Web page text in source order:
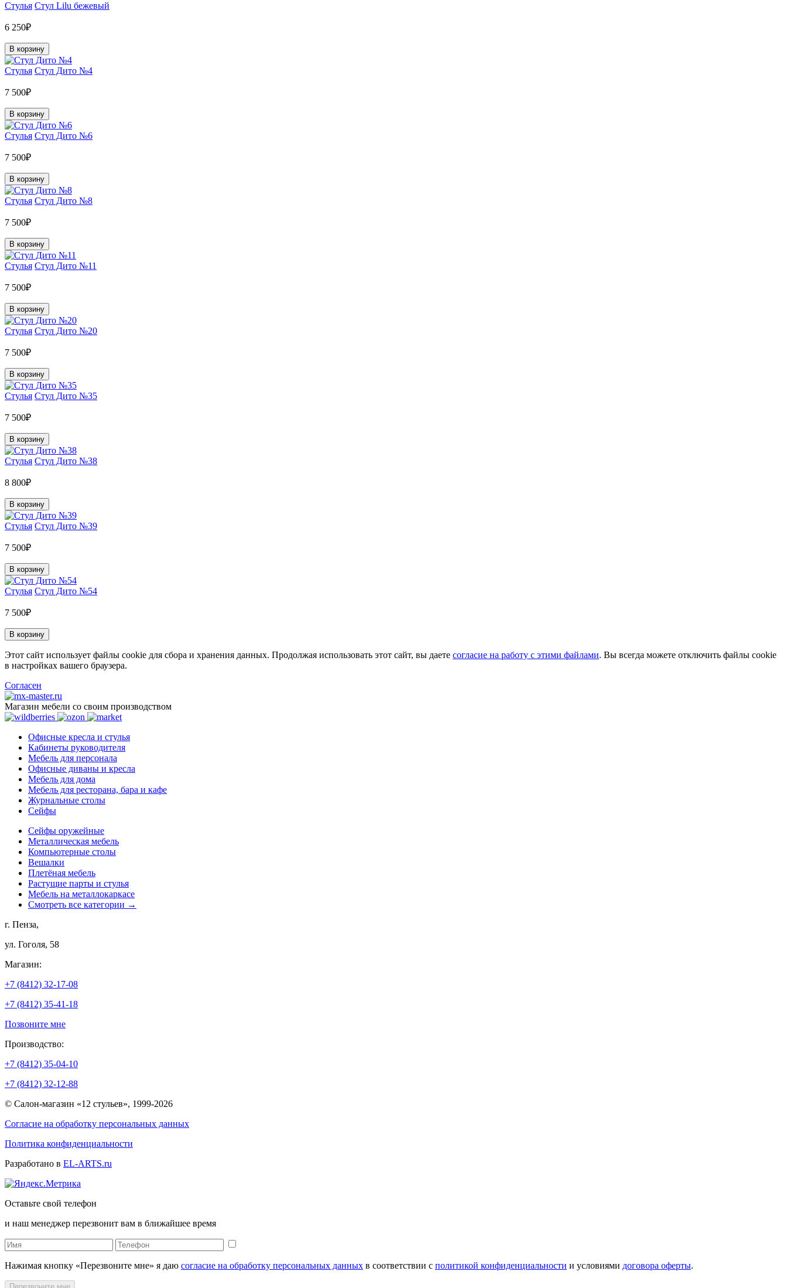
Стулья Стул Lilu бежевый
6 250₽
В корзину
Стулья Стул Дито №4
7 500₽
В корзину
Стулья Стул Дито №6
7 500₽
В корзину
Стулья Стул Дито №8
7 500₽
В корзину
Стулья Стул Дито №11
7 500₽
В корзину
Стулья Стул Дито №20
7 500₽
В корзину
Стулья Стул Дито №35
7 500₽
В корзину
Стулья Стул Дито №38
8 800₽
В корзину
Стулья Стул Дито №39
7 500₽
В корзину
Стулья Стул Дито №54
7 500₽
В корзину
Этот сайт использует файлы cookie для сбора и хранения данных. Продолжая использовать этот сайт, вы даете согласие на работу с этими файлами. Вы всегда можете отключить файлы cookie
в настройках вашего браузера.
Согласен
Магазин мебели со своим производством
Офисные кресла и стулья
Кабинеты руководителя
Мебель для персонала
Офисные диваны и кресла
Мебель для дома
Мебель для ресторана, бара и кафе
Журнальные столы
Сейфы
Сейфы оружейные
Металлическая мебель
Компьютерные столы
Вешалки
Плетёная мебель
Растущие парты и стулья
Мебель на металлокаркасе
Смотреть все категории →
г. Пенза,
ул. Гоголя, 58
Магазин:
+7 (8412) 32-17-08
+7 (8412) 35-41-18
Позвоните мне
Производство:
+7 (8412) 35-04-10
+7 (8412) 32-12-88
© Салон-магазин «12 стульев», 1999-2026
Согласие на обработку персональных данных
Политика конфиденциальности
Разработано в EL-ARTS.ru
Оставьте свой телефон
и наш менеджер перезвонит вам в ближайшее время
Нажимая кнопку «Перезвоните мне» я даю согласие на обработку персональных данных в соответствии с политикой конфиденциальности и условиями договора оферты.